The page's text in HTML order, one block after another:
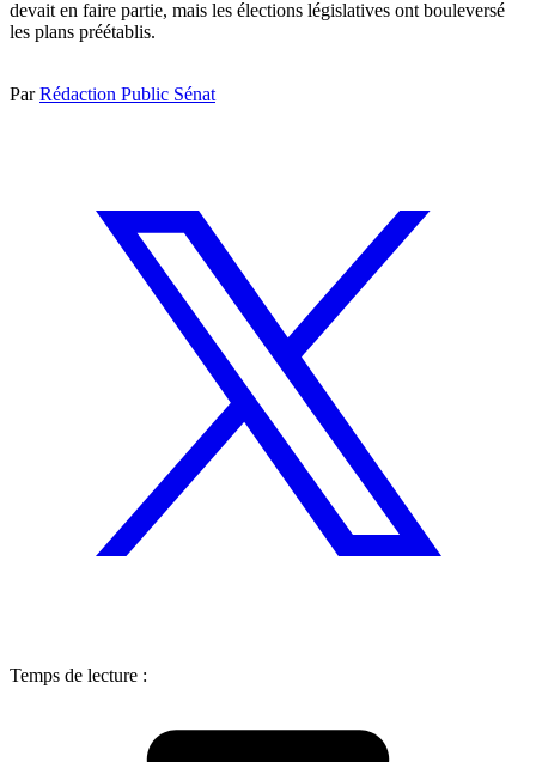
devait en faire partie, mais les élections législatives ont bouleversé
les plans préétablis.
ParRédaction Public Sénat
Temps de lecture :